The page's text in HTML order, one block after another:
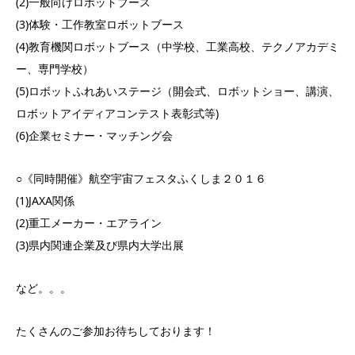
(3)体験・工作教室ロボットブース
(4)教育機関ロボットブース（中学校、工業高校、テクノアカデミ
ー、専門学校）
(5)ロボットふれあいステージ（開会式、ロボットショー、講演、
ロボットアイディアコンテスト表彰式等)
(6)企業セミナー・マッチング会
○《同時開催》航空宇宙フェスタふくしま２０１６
(1)JAXA関係
(2)重工メーカー・エアライン
(3)県内関連企業及び県内大学出展
など。。。
たくさんのご参加お待ちしております！